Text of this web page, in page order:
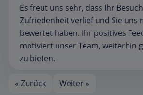
Es freut uns sehr, dass Ihr
Zufriedenheit verlief und Sie uns
bewertet haben. Ihr positives
motiviert unser Team, weiterhin
zu bieten.
« Zurück Weiter »